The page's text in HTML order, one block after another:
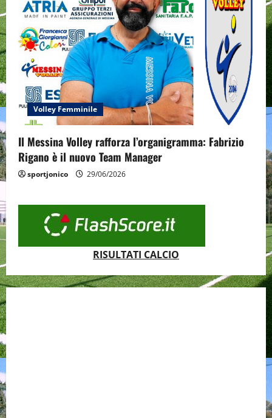
Volley Femminile
Il Messina Volley rafforza l’organigramma: Fabrizio
Rigano è il nuovo Team Manager
sportjonico 29/06/2026
RISULTATI CALCIO